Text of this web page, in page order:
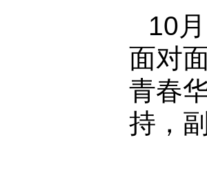
10
面对
青春
持，